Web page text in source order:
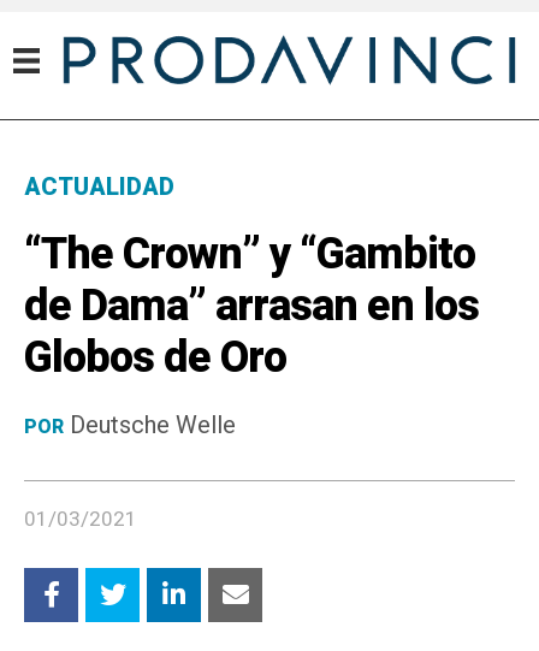
ACTUALIDAD
“The Crown” y “Gambito
de Dama” arrasan en los
Globos de Oro
POR Deutsche Welle
01/03/2021